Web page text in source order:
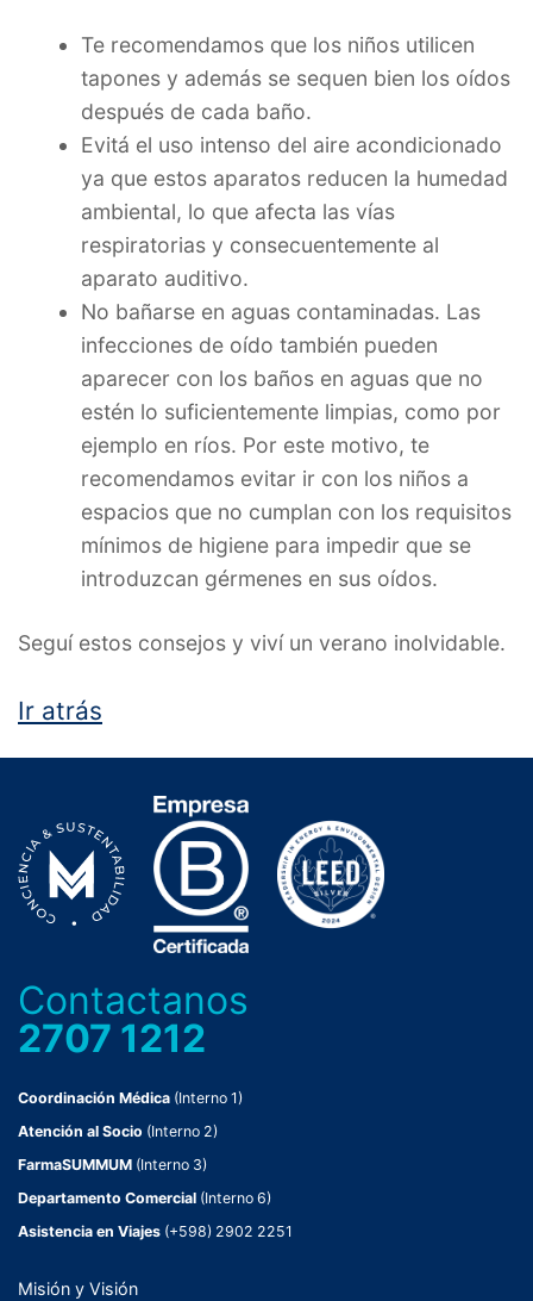
Te recomendamos que los niños utilicen
tapones y además se sequen bien los oídos
después de cada baño.
Evitá el uso intenso del aire acondicionado
ya que estos aparatos reducen la humedad
ambiental, lo que afecta las vías
respiratorias y consecuentemente al
aparato auditivo.
No bañarse en aguas contaminadas. Las
infecciones de oído también pueden
aparecer con los baños en aguas que no
estén lo suficientemente limpias, como por
ejemplo en ríos. Por este motivo, te
recomendamos evitar ir con los niños a
espacios que no cumplan con los requisitos
mínimos de higiene para impedir que se
introduzcan gérmenes en sus oídos.
Seguí estos consejos y viví un verano inolvidable.
Ir atrás
Contactanos
2707 1212
Coordinación Médica (Interno 1)
Atención al Socio (Interno 2)
FarmaSUMMUM (Interno 3)
Departamento Comercial (Interno 6)
Asistencia en Viajes (+598) 2902 2251
Misión y Visión